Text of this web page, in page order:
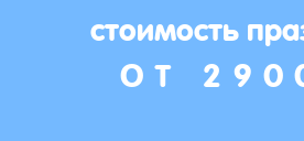
стоимость
ОТ